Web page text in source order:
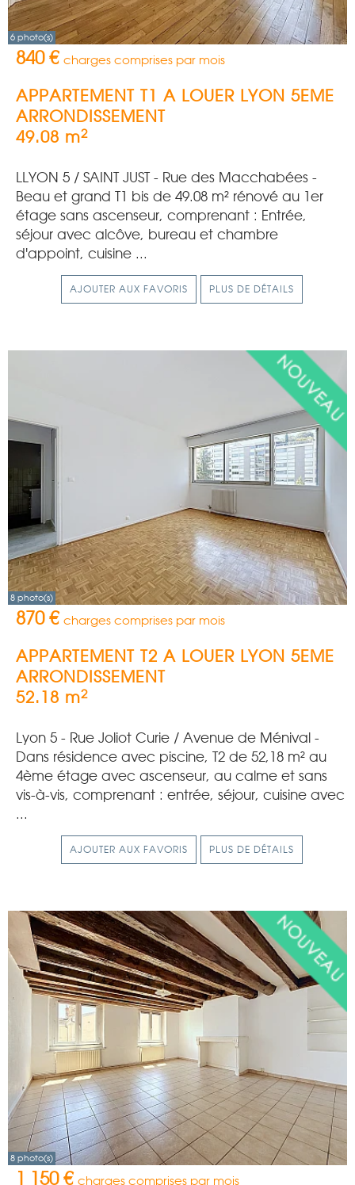
6 photo(s)
840 € charges comprises par mois
APPARTEMENT T1 A LOUER LYON 5EME
ARRONDISSEMENT
49.08 m2
LLYON 5 / SAINT JUST - Rue des Macchabées -
Beau et grand T1 bis de 49.08 m² rénové au 1er
étage sans ascenseur, comprenant : Entrée,
séjour avec alcôve, bureau et chambre
d'appoint, cuisine ...
AJOUTER AUX FAVORIS PLUS DE DÉTAILS
8 photo(s)
870 € charges comprises par mois
APPARTEMENT T2 A LOUER LYON 5EME
ARRONDISSEMENT
52.18 m2
Lyon 5 - Rue Joliot Curie / Avenue de Ménival -
Dans résidence avec piscine, T2 de 52,18 m² au
4ème étage avec ascenseur, au calme et sans
vis-à-vis, comprenant : entrée, séjour, cuisine avec
...
AJOUTER AUX FAVORIS PLUS DE DÉTAILS
8 photo(s)
1 150 € charges comprises par mois